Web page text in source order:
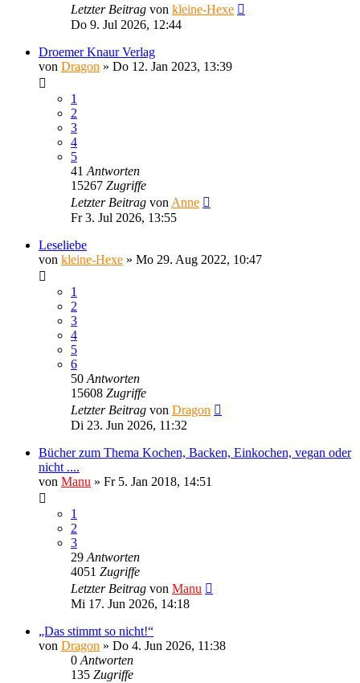
Letzter Beitrag von kleine-Hexe
Do 9. Jul 2026, 12:44
Droemer Knaur Verlag
von Dragon » Do 12. Jan 2023, 13:39
1
2
3
4
5
41 Antworten
15267 Zugriffe
Letzter Beitrag von Anne
Fr 3. Jul 2026, 13:55
Leseliebe
von kleine-Hexe » Mo 29. Aug 2022, 10:47
1
2
3
4
5
6
50 Antworten
15608 Zugriffe
Letzter Beitrag von Dragon
Di 23. Jun 2026, 11:32
Bücher zum Thema Kochen, Backen, Einkochen, vegan oder
nicht ....
von Manu » Fr 5. Jan 2018, 14:51
1
2
3
29 Antworten
4051 Zugriffe
Letzter Beitrag von Manu
Mi 17. Jun 2026, 14:18
„Das stimmt so nicht!“
von Dragon » Do 4. Jun 2026, 11:38
0 Antworten
135 Zugriffe